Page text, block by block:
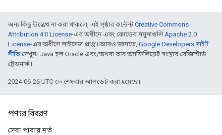
অন্য কিছু উল্লেখ না করা থাকলে, এই পৃষ্ঠার কন্টেন্ট Creative Commons
Attribution 4.0 License-এর অধীনে এবং কোডের নমুনাগুলিApache 2.0
License-এর অধীনে লাইসেন্স প্রাপ্ত। আরও জানতে, Google Developers সাইট
নীতি দেখুন। Java হল Oracle এবং/অথবা তার অ্যাফিলিয়েট সংস্থার রেজিস্টার্ড
ট্রেডমার্ক।
2024-06-26 UTC-তে শেষবার আপডেট করা হয়েছে।
পণ্যর বিবরণ
সেবা পাবার শর্ত